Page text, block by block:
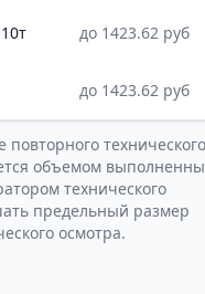
до 1423.62 руб
до 1423.62 руб
технического
объемом
технического
предельный размер
осмотра.